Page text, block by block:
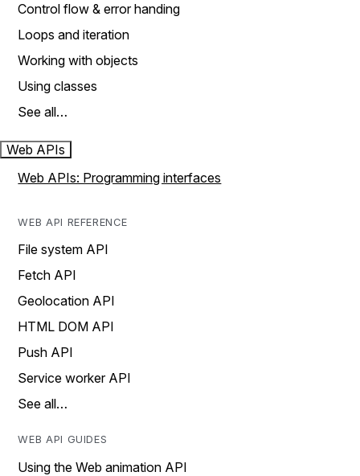
Control flow & error handing
Loops and iteration
Working with objects
Using classes
See all…
Web APIs
Web APIs: Programming interfaces
WEB API REFERENCE
File system API
Fetch API
Geolocation API
HTML DOM API
Push API
Service worker API
See all…
WEB API GUIDES
Using the Web animation API